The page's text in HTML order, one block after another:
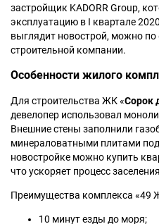
застройщик KADORR Group,
эксплуатацию в I квартале
выглядит новострой, можно
строительной компании.
Особенности жилого
Для строительства ЖК «Сорок
девелопер использовал
Внешние стены заполнили
минераловатными плитами
новостройке можно купить
что ускоряет процесс
Преимущества комплекса «49
10 минут езды до моря;